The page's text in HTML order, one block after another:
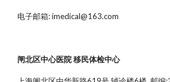
电子邮箱: imedical@163.com
闸北区中心医院 移民体检中心